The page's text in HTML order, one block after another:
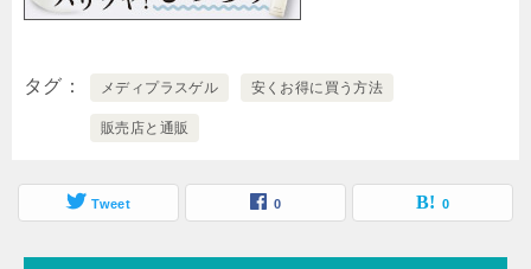
タグ メディプラスゲル 安くお得に買う方法
販売店と通販
Tweet 0 0